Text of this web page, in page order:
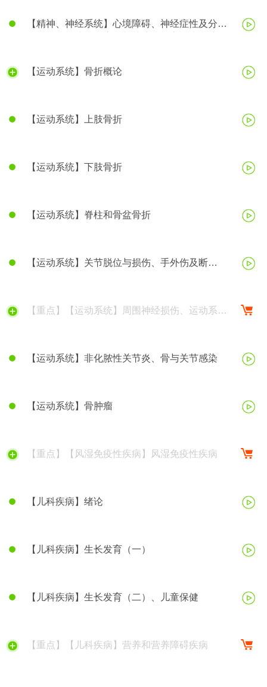
【精神、神经系统】心境障碍、神经症性及分离
【运动系统】骨折概论
【运动系统】上肢骨折
【运动系统】下肢骨折
【运动系统】脊柱和骨盆骨折
【运动系统】关节脱位与损伤、手外伤及断
【重点】【运动系统】周围神经损伤、运动系统
【运动系统】非化脓性关节炎、骨与关节感染
【运动系统】骨肿瘤
【重点】【风湿免疫性疾病】风湿免疫性疾病
【儿科疾病】绪论
【儿科疾病】生长发育（一）
【儿科疾病】生长发育（二）、儿童保健
【重点】【儿科疾病】营养和营养障碍疾病